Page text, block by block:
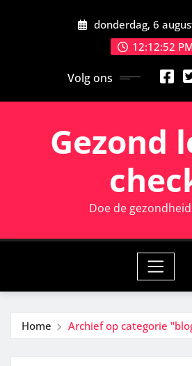
donderdag, 6
12:12:54
Volg ons
Gezond
Doe de
Home Archief op categorie